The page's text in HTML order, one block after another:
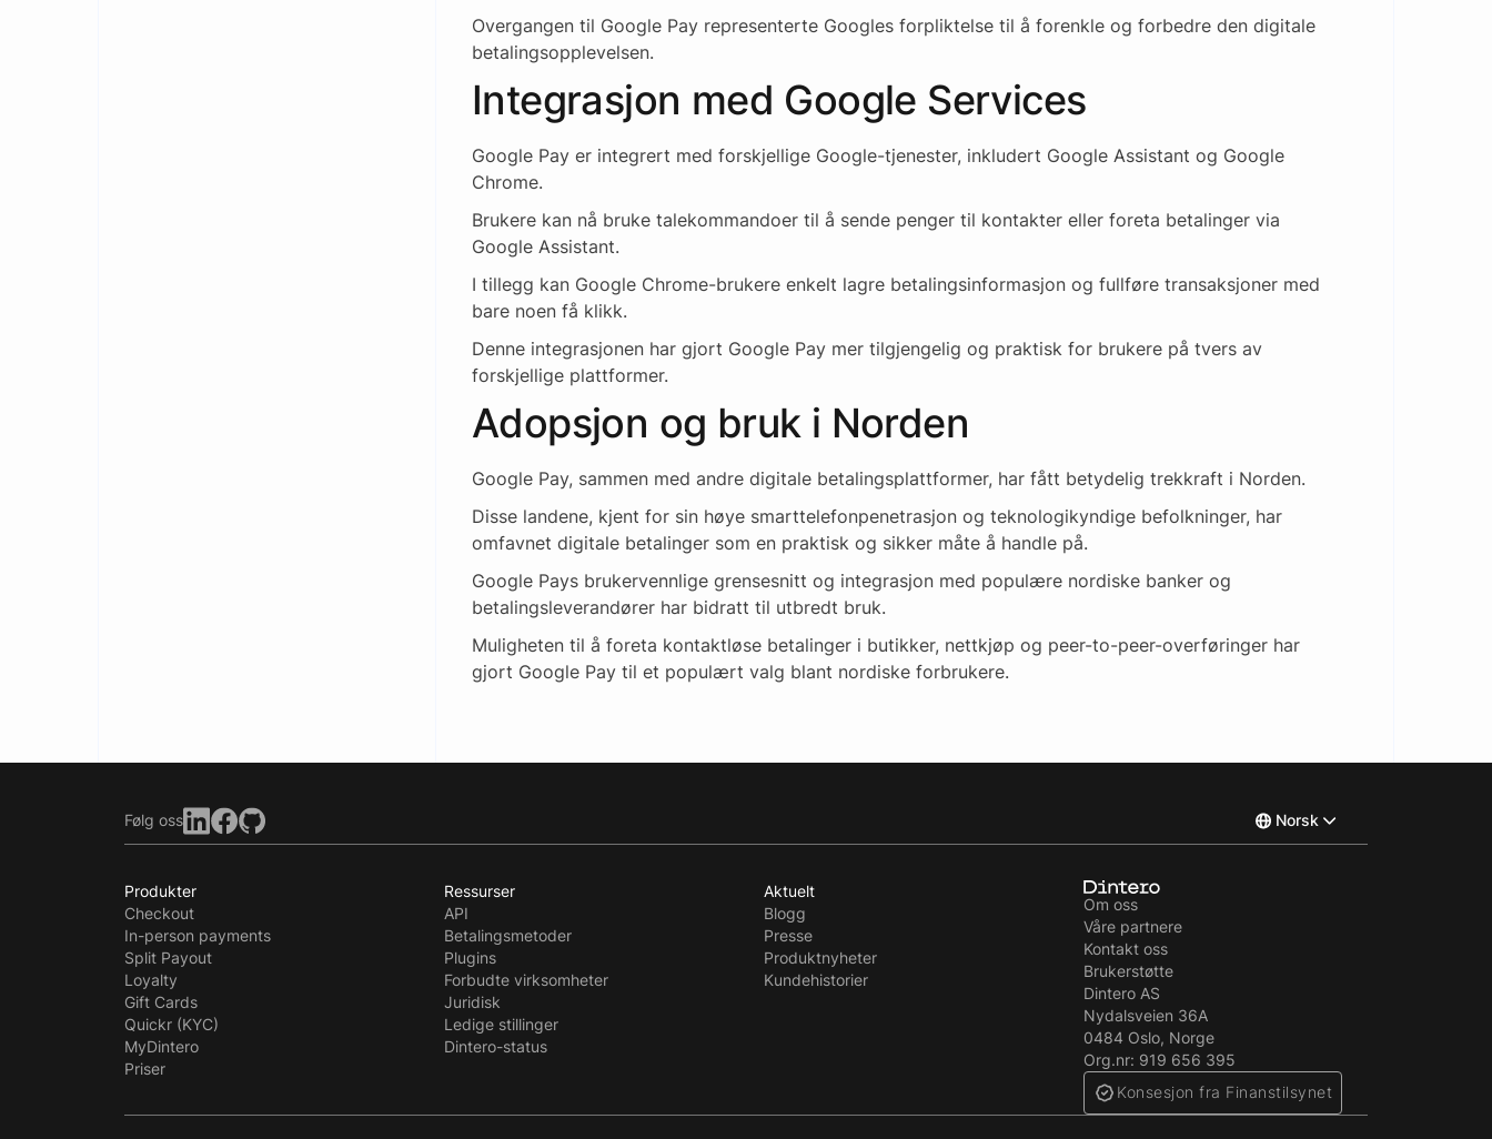
Overgangen til Google Pay representerte Googles forpliktelse til å forenkle og forbedre den digitale
betalingsopplevelsen.
Integrasjon med Google Services
Google Pay er integrert med forskjellige Google-tjenester, inkludert Google Assistant og Google
Chrome.
Brukere kan nå bruke talekommandoer til å sende penger til kontakter eller foreta betalinger via
Google Assistant.
I tillegg kan Google Chrome-brukere enkelt lagre betalingsinformasjon og fullføre transaksjoner med
bare noen få klikk.
Denne integrasjonen har gjort Google Pay mer tilgjengelig og praktisk for brukere på tvers av
forskjellige plattformer.
Adopsjon og bruk i Norden
Google Pay, sammen med andre digitale betalingsplattformer, har fått betydelig trekkraft i Norden.
Disse landene, kjent for sin høye smarttelefonpenetrasjon og teknologikyndige befolkninger, har
omfavnet digitale betalinger som en praktisk og sikker måte å handle på.
Google Pays brukervennlige grensesnitt og integrasjon med populære nordiske banker og
betalingsleverandører har bidratt til utbredt bruk.
Muligheten til å foreta kontaktløse betalinger i butikker, nettkjøp og peer-to-peer-overføringer har
gjort Google Pay til et populært valg blant nordiske forbrukere.
Følg oss Norsk
Produkter
Checkout
In-person payments
Split Payout
Loyalty
Gift Cards
Quickr (KYC)
MyDintero
Priser
Ressurser
API
Betalingsmetoder
Plugins
Forbudte virksomheter
Juridisk
Ledige stillinger
Dintero-status
Aktuelt
Blogg
Presse
Produktnyheter
Kundehistorier
Om oss
Våre partnere
Kontakt oss
Brukerstøtte
Dintero AS
Nydalsveien 36A
0484 Oslo, Norge
Org.nr: 919 656 395
Konsesjon fra Finanstilsynet